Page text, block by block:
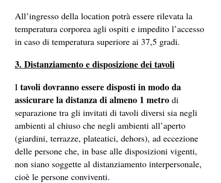
All’ingresso della location potrà essere rilevata la
temperatura corporea agli ospiti e impedito l’accesso
in caso di temperatura superiore ai 37,5 gradi.
3. Distanziamento e disposizione dei tavoli
I tavoli dovranno essere disposti in modo da
assicurare la distanza di almeno 1 metro di
separazione tra gli invitati di tavoli diversi sia negli
ambienti al chiuso che negli ambienti all’aperto
(giardini, terrazze, plateatici, dehors), ad eccezione
delle persone che, in base alle disposizioni vigenti,
non siano soggette al distanziamento interpersonale,
cioè le persone conviventi.